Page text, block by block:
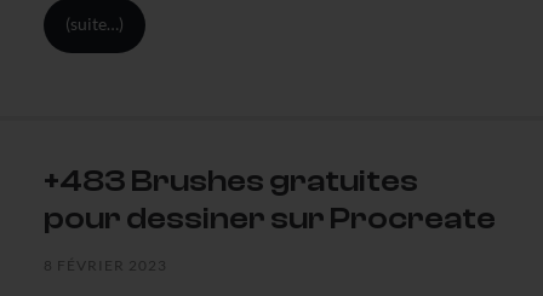
(suite…)
+483 Brushes gratuites
pour dessiner sur Procreate
8 FÉVRIER 2023